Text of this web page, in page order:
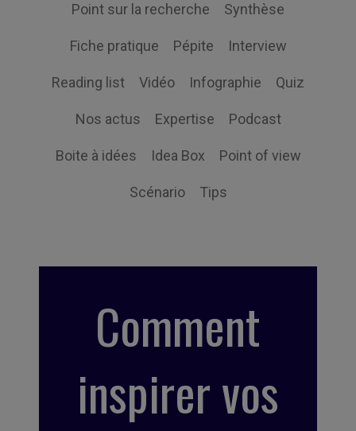
Point sur la recherche Synthèse
Fiche pratique Pépite Interview
Reading list Vidéo Infographie Quiz
Nos actus Expertise Podcast
Boite à idées Idea Box Point of view
Scénario Tips
Comment
inspirer vos